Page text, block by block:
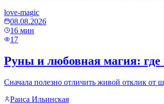
love-magic
08.08.2026
16 мин
17
Руны и любовная магия: где
Сначала полезно отличить живой отклик от
Раиса Ильинская